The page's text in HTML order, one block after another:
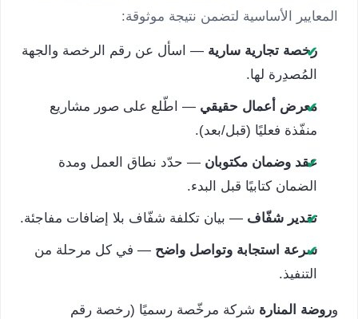
المعايير الأساسية لتضمن نتيجة موثوقة:
✔
رخصة تجارية سارية — اسأل عن رقم الرخصة والجهة
المُصدِرة لها.
✔
معرض أعمال حقيقي — اطّلع على صور مشاريع
منفّذة فعليًا (قبل/بعد).
✔
عقد وضمان مكتوبان — حدّد نطاق العمل ومدة
الضمان كتابيًا قبل البدء.
✔
تقدير شفّاف — بيان تكلفة شفّاف بلا إضافات مفاجئة.
✔
سرعة استجابة وتواصل واضح — في كل مرحلة من
التنفيذ.
وروضة المنارة شركة مرخّصة رسميًا (رخصة رقم